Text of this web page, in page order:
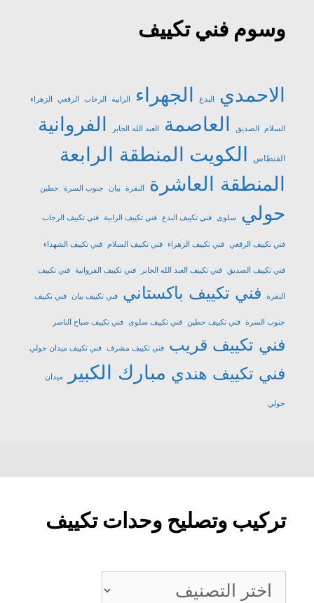
وسوم فني تكييف
الاحمدي البدع الجهراء الرابية الرحاب الرقعي الزهراء
السلام الصديق العاصمة العبد الله الجابر الفروانية
الفنطاس الكويت المنطقة الرابعة
المنطقة العاشرة
النقرة بيان جنوب السرة حطين
حولي سلوى فني تكييف البدع فني تكييف الرابية فني تكييف الرحاب
فني تكييف الرقعي فني تكييف الزهراء فني تكييف السلام فني تكييف الشهداء
فني تكييف الصديق فني تكييف العبد الله الجابر فني تكييف الفروانية فني تكييف
النقرة فني تكييف باكستاني فني تكييف بيان فني تكييف
جنوب السرة فني تكييف حطين فني تكييف سلوى فني تكييف صباح الناصر
فني تكييف قريب فني تكييف مشرف فني تكييف ميدان حولي
فني تكييف هندي مبارك الكبير ميدان
حولي
تركيب وتصليح وحدات تكييف
تركيب